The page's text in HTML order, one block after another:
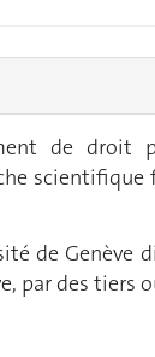
de droit
de Genève
par des tiers